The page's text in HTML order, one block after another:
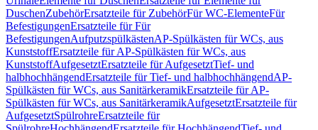
DuschenZubehörErsatzteile für ZubehörFür WC-ElementeFür
BefestigungenErsatzteile für Für
BefestigungenAufputzspülkästenAP-Spülkästen für WCs, aus
KunststoffErsatzteile für AP-Spülkästen für WCs, aus
KunststoffAufgesetztErsatzteile für AufgesetztTief- und
halbhochhängendErsatzteile für Tief- und halbhochhängendAP-
Spülkästen für WCs, aus SanitärkeramikErsatzteile für AP-
Spülkästen für WCs, aus SanitärkeramikAufgesetztErsatzteile für
AufgesetztSpülrohreErsatzteile für